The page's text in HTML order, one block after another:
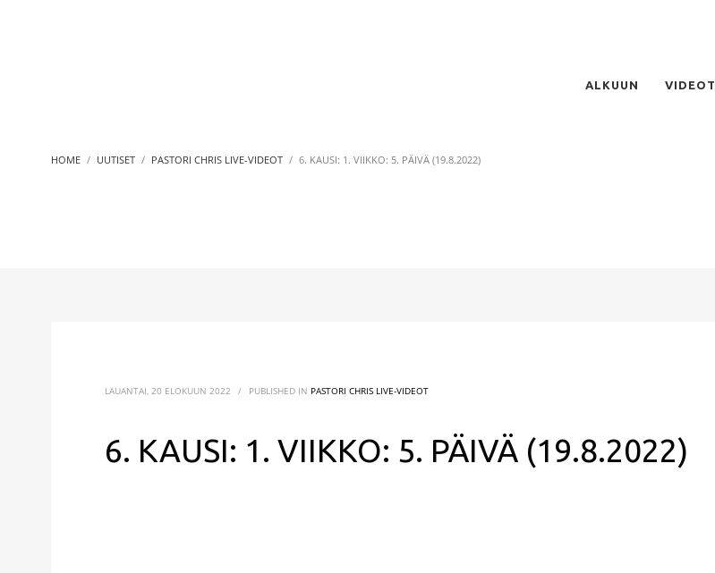
ALKUUN VIDEOT
HOME UUTISET PASTORI CHRIS LIVE-VIDEOT 6. KAUSI: 1. VIIKKO: 5. PÄIVÄ (19.8.2022)
LAUANTAI, 20 ELOKUUN 2022 / PUBLISHED IN PASTORI CHRIS LIVE-VIDEOT
6. KAUSI: 1. VIIKKO: 5. PÄIVÄ (19.8.2022)